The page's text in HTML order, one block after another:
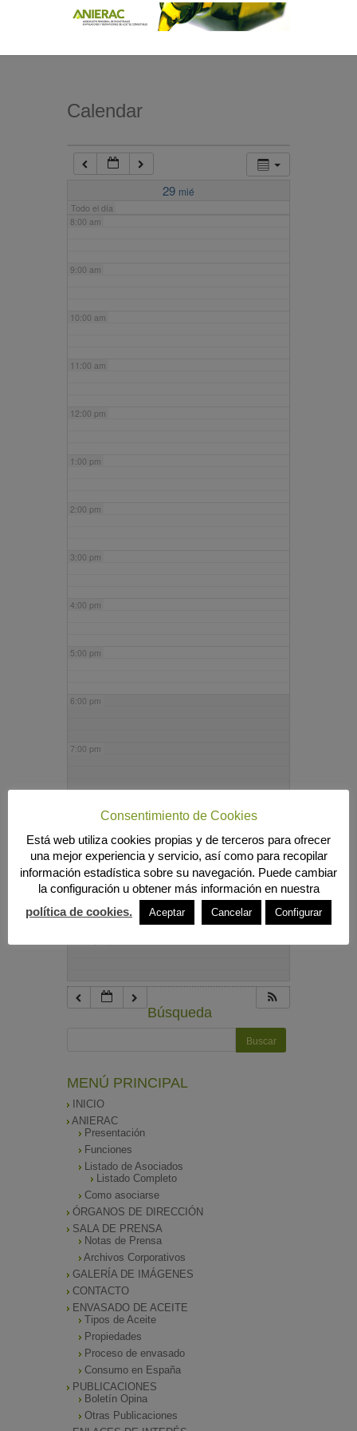
Calendar
29 mié
Todo el día
7:00 am
8:00 am
9:00 am
10:00 am
11:00 am
12:00 pm
1:00 pm
2:00 pm
3:00 pm
4:00 pm
5:00 pm
6:00 pm
7:00 pm
9:00 pm
10:00 pm
Búsqueda
MENÚ PRINCIPAL
INICIO
ANIERAC
Presentación
Funciones
Listado de Asociados
Listado Completo
Como asociarse
ÓRGANOS DE DIRECCIÓN
SALA DE PRENSA
Notas de Prensa
Archivos Corporativos
GALERÍA DE IMÁGENES
CONTACTO
ENVASADO DE ACEITE
Tipos de Aceite
Propiedades
Proceso de envasado
Consumo en España
PUBLICACIONES
Boletín Opina
Otras Publicaciones
Consentimiento de Cookies
Está web utiliza cookies propias y de terceros para ofrecer
una mejor experiencia y servicio, así como para recopilar
información estadística sobre su navegación. Puede cambiar
la configuración u obtener más información en nuestra
política de cookies.
Aceptar Cancelar Configurar